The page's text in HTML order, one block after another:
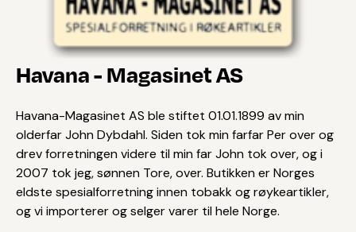
Havana - Magasinet AS
Havana-Magasinet AS ble stiftet 01.01.1899 av min
olderfar John Dybdahl. Siden tok min farfar Per over og
drev forretningen videre til min far John tok over, og i
2007 tok jeg, sønnen Tore, over. Butikken er Norges
eldste spesialforretning innen tobakk og røykeartikler,
og vi importerer og selger varer til hele Norge.